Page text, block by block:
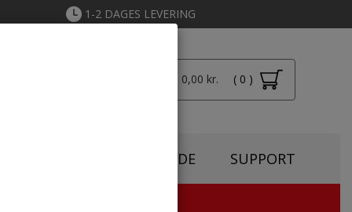
1-2 DAGES LEVERING
Total: 0,00 kr.
( 0 )
TONERGUIDE SUPPORT